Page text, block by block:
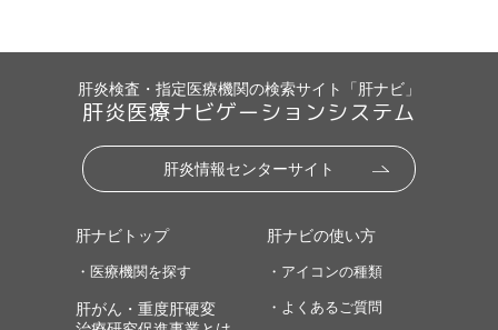
肝炎検査・指定医療機関の検索サイト「肝ナビ」
肝炎医療ナビゲーションシステム
肝炎情報センターサイト
肝ナビトップ
・医療機関を探す
肝がん・重度肝硬変
肝ナビの使い方
・アイコンの種類
・よくあるご質問